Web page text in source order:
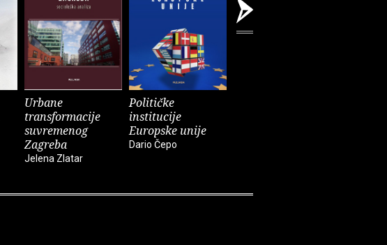
Urbane
transformacije
suvremenog
Zagreba
Jelena Zlatar
Političke
institucije
Europske unije
Dario Čepo